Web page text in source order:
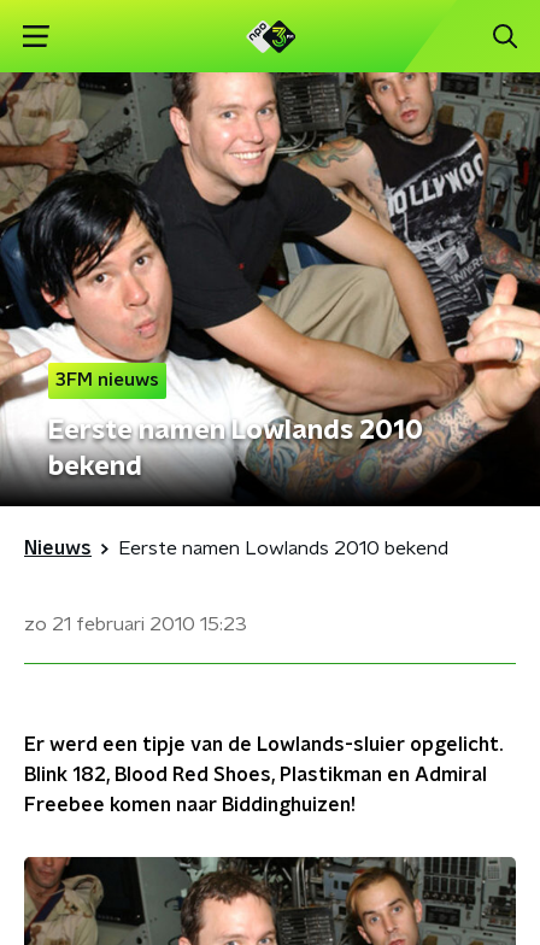
3FM nieuws
Eerste namen Lowlands 2010
bekend
Nieuws Eerste namen Lowlands 2010 bekend
zo 21 februari 2010 15:23
Er werd een tipje van de Lowlands-sluier opgelicht.
Blink 182, Blood Red Shoes, Plastikman en Admiral
Freebee komen naar Biddinghuizen!